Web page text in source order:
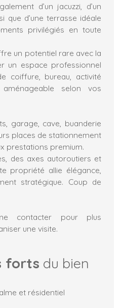
d’un jacuzzi, d’un
que d’une terrasse idéale
privilégiés en toute
un potentiel rare avec la
un espace professionnel
coiffure, bureau, activité
selon vos
garage, cave, buanderie
places de stationnement
prestations premium.
des axes autoroutiers et
propriété allie élégance,
stratégique. Coup de
contacter pour plus
une visite.
forts du bien
et résidentiel